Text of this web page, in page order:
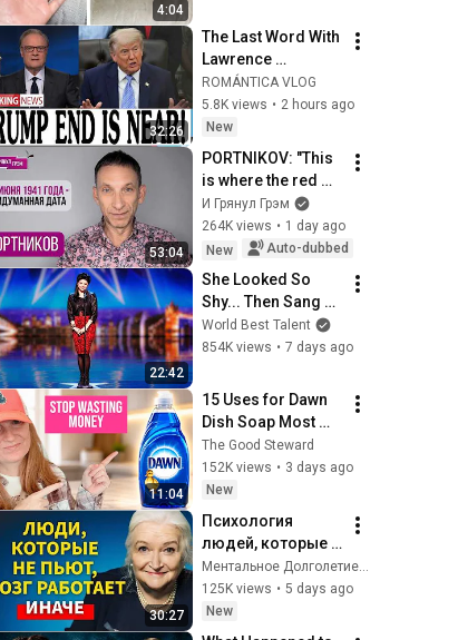
4:04
ой химчистки.
32:26
The Last Word With
Lawrence
O'Donnell 8/5/26 |
🅼🆂🅽🅱️🅲
Breaking News
Today Aug 5, 2026
ROMÁNTICA VLOG
5.8K views • 2 hours ago
New
53:04
PORTNIKOV: "This
is where the red
line is." What Putin,
Pugacheva,
Stierlitz, the FSB,
and 40 day...
И Грянул Грэм
264K views • 1 day ago
New
Auto-dubbed
22:42
She Looked So
Shy... Then Sang
One of Opera's
Hardest Songs!
World Best Talent
854K views • 7 days ago
11:04
15 Uses for Dawn
Dish Soap Most
People Don’t Know
The Good Steward
152K views • 3 days ago
New
30:27
Психология
людей, которые
НЕ пьют алкоголь
(согласно
нейронауке) |
Татьяна
Ментальное Долголетие and 2 more
125K views • 5 days ago
New